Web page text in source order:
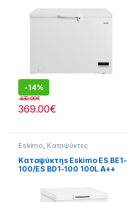
-14%
369.00€
430.00€
Eskimo Καταψύκτες
Καταψύκτηs Eskimo ES BE1-
100/ES BD1-100 100L A++